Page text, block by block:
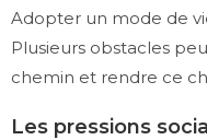
Adopter un mode de
Plusieurs obstacles
chemin et rendre ce
Les pressions